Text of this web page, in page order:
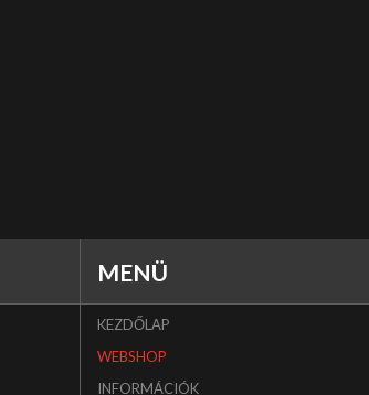
MENÜ
KEZDŐLAP
WEBSHOP
INFORMÁCIÓK